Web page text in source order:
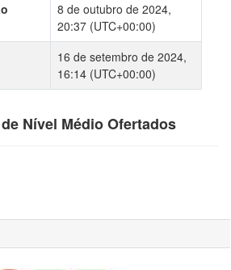
Nível Médio Ofertados
8 de outubro de 2024,
20:37 (UTC+00:00)
16 de setembro de 2024,
16:14 (UTC+00:00)